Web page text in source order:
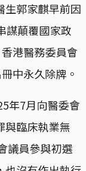
生郭家麒早前因
謀顛覆國家政
港醫務委員會
中永久除牌。
年7月向醫委會
與臨床執業無
議員參與初選